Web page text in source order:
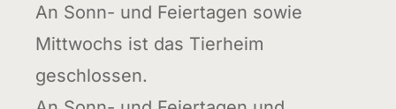
An Sonn- und Feiertagen sowie
Mittwochs ist das Tierheim
geschlossen.